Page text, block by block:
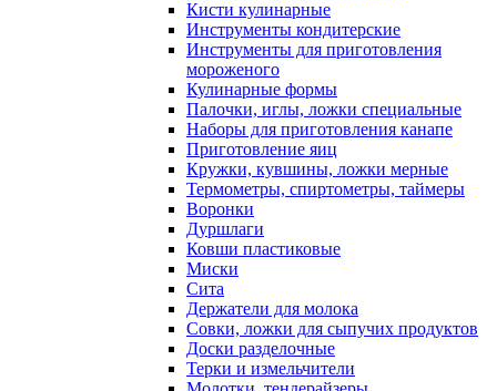
Кисти кулинарные
Инструменты кондитерские
Инструменты для приготовления
мороженого
Кулинарные формы
Палочки, иглы, ложки специальные
Наборы для приготовления канапе
Приготовление яиц
Кружки, кувшины, ложки мерные
Термометры, спиртометры, таймеры
Воронки
Дуршлаги
Ковши пластиковые
Миски
Сита
Держатели для молока
Совки, ложки для сыпучих продуктов
Доски разделочные
Терки и измельчители